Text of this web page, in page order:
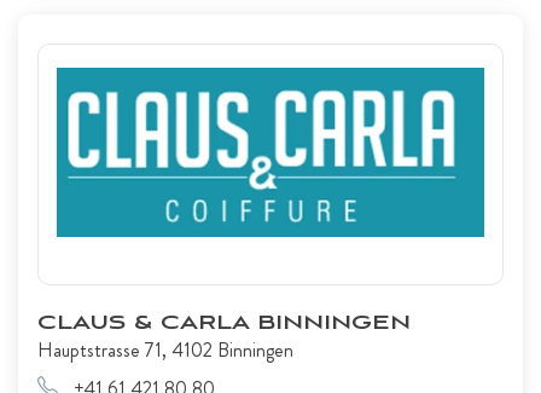
CLAUS & CARLA BINNINGEN
Hauptstrasse 71, 4102 Binningen